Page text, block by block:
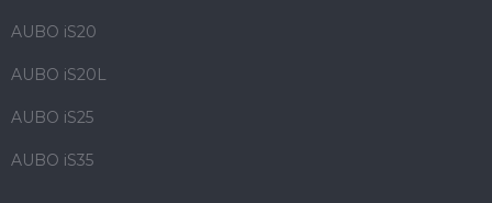
AUBO iS20
AUBO iS20L
AUBO iS25
AUBO iS35